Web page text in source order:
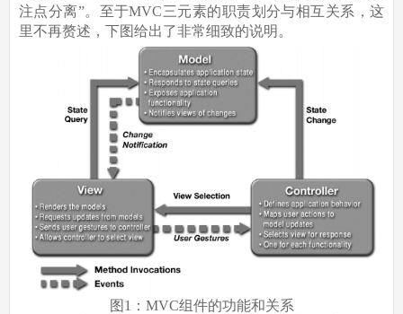
注点分离”。至于MVC三元素的职责划分与相互关系，这
里不再赘述，下图给出了非常细致的说明。
图1：MVC组件的功能和关系